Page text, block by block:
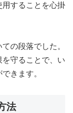
することを心掛
の段落でした。
守ることで、い
きます。
法